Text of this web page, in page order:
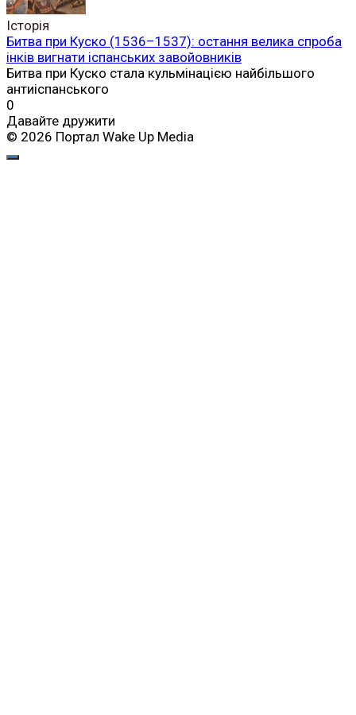
Історія
Битва при Куско (1536–1537): остання велика спроба
інків вигнати іспанських завойовників
Битва при Куско стала кульмінацією найбільшого
антиіспанського
0
Давайте дружити
© 2026 Портал Wake Up Media